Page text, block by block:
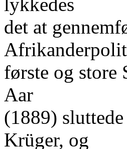
det at
første og store
Aar
(1889)
Krüger, og